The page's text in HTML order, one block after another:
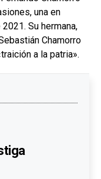
una en
Su hermana,
Chamorro
a la patria».